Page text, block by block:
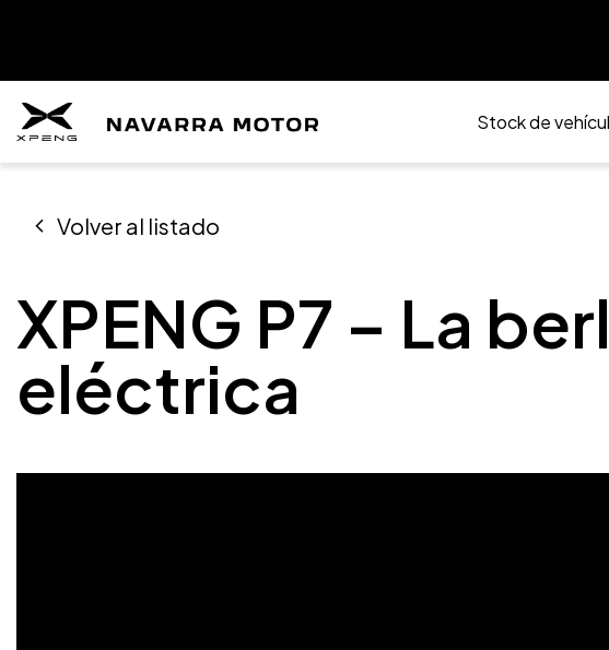
Stock de
Volver al listado
XPENG P7 – La
eléctrica